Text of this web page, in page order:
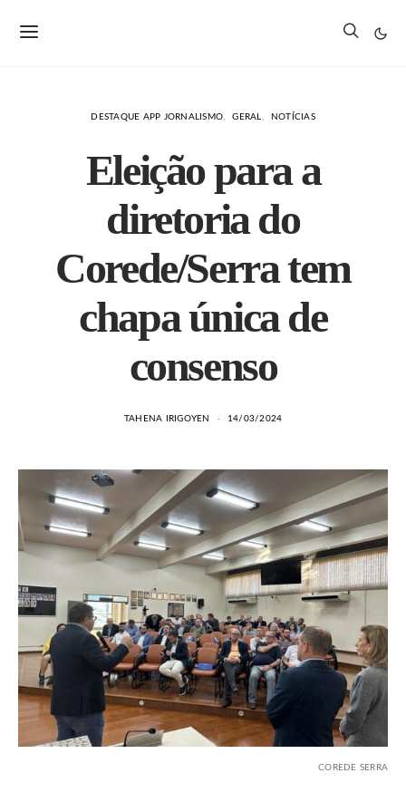
DESTAQUE APP JORNALISMO GERAL NOTÍCIAS
Eleição para a
diretoria do
Corede/Serra tem
chapa única de
consenso
TAHENA IRIGOYEN 14/03/2024
COREDE SERRA